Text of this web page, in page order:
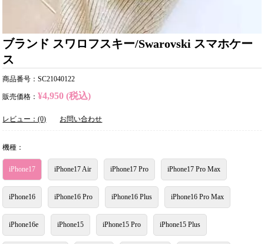
ブランド スワロフスキー/Swarovski スマホケー
ス
商品番号：SC21040122
販売価格： ¥4,950 (税込)
レビュー：(0) お問い合わせ
機種：
iPhone17 iPhone17 Air iPhone17 Pro iPhone17 Pro Max
iPhone16 iPhone16 Pro iPhone16 Plus iPhone16 Pro Max
iPhone16e iPhone15 iPhone15 Pro iPhone15 Plus